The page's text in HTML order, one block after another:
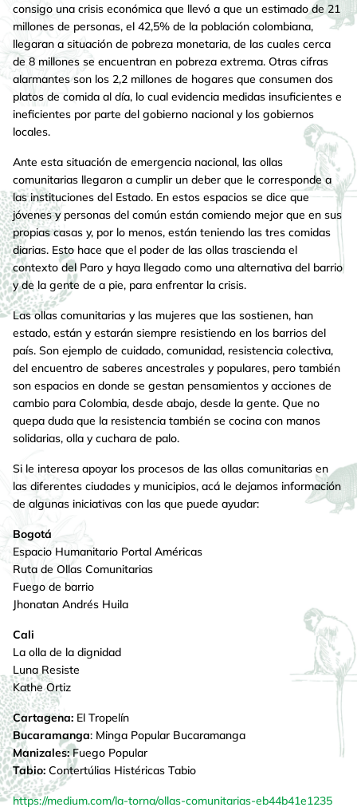
consigo una crisis económica que llevó a que un estimado de 21
millones de personas, el 42,5% de la población colombiana,
llegaran a situación de pobreza monetaria, de las cuales cerca
de 8 millones se encuentran en pobreza extrema. Otras cifras
alarmantes son los 2,2 millones de hogares que consumen dos
platos de comida al día, lo cual evidencia medidas insuficientes e
ineficientes por parte del gobierno nacional y los gobiernos
locales.
Ante esta situación de emergencia nacional, las ollas
comunitarias llegaron a cumplir un deber que le corresponde a
las instituciones del Estado. En estos espacios se dice que
jóvenes y personas del común están comiendo mejor que en sus
propias casas y, por lo menos, están teniendo las tres comidas
diarias. Esto hace que el poder de las ollas trascienda el
contexto del Paro y haya llegado como una alternativa del barrio
y de la gente de a pie, para enfrentar la crisis.
Las ollas comunitarias y las mujeres que las sostienen, han
estado, están y estarán siempre resistiendo en los barrios del
país. Son ejemplo de cuidado, comunidad, resistencia colectiva,
del encuentro de saberes ancestrales y populares, pero también
son espacios en donde se gestan pensamientos y acciones de
cambio para Colombia, desde abajo, desde la gente. Que no
quepa duda que la resistencia también se cocina con manos
solidarias, olla y cuchara de palo.
Si le interesa apoyar los procesos de las ollas comunitarias en
las diferentes ciudades y municipios, acá le dejamos información
de algunas iniciativas con las que puede ayudar:
Bogotá
Espacio Humanitario Portal Américas
Ruta de Ollas Comunitarias
Fuego de barrio
Jhonatan Andrés Huila
Cali
La olla de la dignidad
Luna Resiste
Kathe Ortiz
Cartagena: El Tropelín
Bucaramanga: Minga Popular Bucaramanga
Manizales: Fuego Popular
Tabio: Contertúlias Histéricas Tabio
https://medium.com/la-torna/ollas-comunitarias-eb44b41e1235